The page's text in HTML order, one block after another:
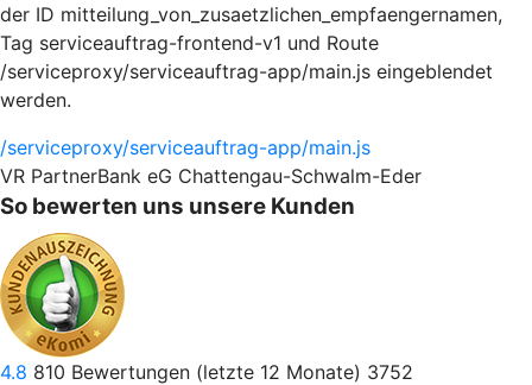
der ID mitteilung_von_zusaetzlichen_empfaengernamen,
Tag serviceauftrag-frontend-v1 und Route
/serviceproxy/serviceauftrag-app/main.js eingeblendet
werden.
/serviceproxy/serviceauftrag-app/main.js
VR PartnerBank eG Chattengau-Schwalm-Eder
So bewerten uns unsere Kunden
4.8 810 Bewertungen (letzte 12 Monate) 3752